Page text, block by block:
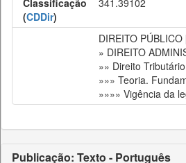
Classificação
(CDDir)
341.39102
DIREITO PÚBLICO
» DIREITO
»» Direito
»»» Teoria.
»»»» Vigência da
Publicação: Texto - Português